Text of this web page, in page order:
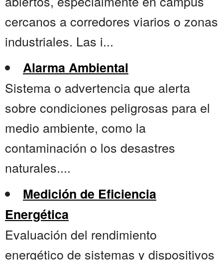
cercanos a corredores viarios o zonas
industriales. Las i...
Alarma Ambiental
Sistema o advertencia que alerta
sobre condiciones peligrosas para el
medio ambiente, como la
contaminación o los desastres
naturales....
Medición de Eficiencia
Energética
Evaluación del rendimiento
energético de sistemas y dispositivos